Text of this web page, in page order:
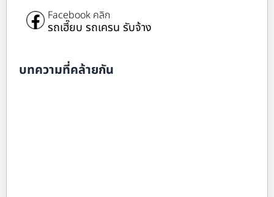
Facebook คลิก
รถเฮี๊ยบ รถเครน รับจ้าง
บทความที่คล้ายกัน